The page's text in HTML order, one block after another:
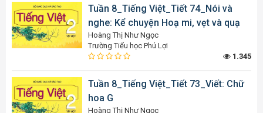
Tuần 8_Tiếng Việt_Tiết 74_Nói và
nghe: Kể chuyện Hoạ mi, vẹt và quạ
Hoàng Thị Như Ngọc
Trường Tiểu học Phú Lợi
1.345
Tuần 8_Tiếng Việt_Tiết 73_Viết: Chữ
hoa G
Hoàng Thị Như Ngọc